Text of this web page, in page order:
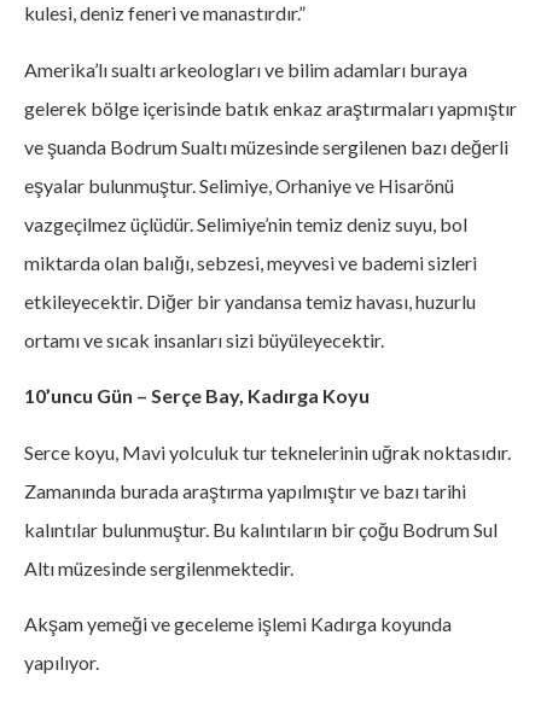
kulesi, deniz feneri ve manastırdır.”
Amerika’lı sualtı arkeologları ve bilim adamları buraya
gelerek bölge içerisinde batık enkaz araştırmaları yapmıştır
ve şuanda Bodrum Sualtı müzesinde sergilenen bazı değerli
eşyalar bulunmuştur. Selimiye, Orhaniye ve Hisarönü
vazgeçilmez üçlüdür. Selimiye’nin temiz deniz suyu, bol
miktarda olan balığı, sebzesi, meyvesi ve bademi sizleri
etkileyecektir. Diğer bir yandansa temiz havası, huzurlu
ortamı ve sıcak insanları sizi büyüleyecektir.
10’uncu Gün – Serçe Bay, Kadırga Koyu
Serce koyu, Mavi yolculuk tur teknelerinin uğrak noktasıdır.
Zamanında burada araştırma yapılmıştır ve bazı tarihi
kalıntılar bulunmuştur. Bu kalıntıların bir çoğu Bodrum Sul
Altı müzesinde sergilenmektedir.
Akşam yemeği ve geceleme işlemi Kadırga koyunda
yapılıyor.